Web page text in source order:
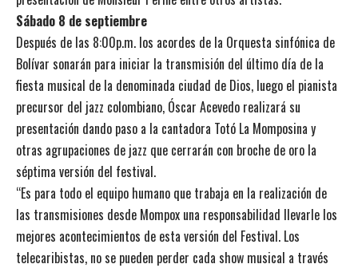
Sábado 8 de septiembre
Después de las 8:00p.m. los acordes de la Orquesta sinfónica de
Bolívar sonarán para iniciar la transmisión del último día de la
fiesta musical de la denominada ciudad de Dios, luego el pianista
precursor del jazz colombiano, Óscar Acevedo realizará su
presentación dando paso a la cantadora Totó La Momposina y
otras agrupaciones de jazz que cerrarán con broche de oro la
séptima versión del festival.
“Es para todo el equipo humano que trabaja en la realización de
las transmisiones desde Mompox una responsabilidad llevarle los
mejores acontecimientos de esta versión del Festival. Los
telecaribistas, no se pueden perder cada show musical a través